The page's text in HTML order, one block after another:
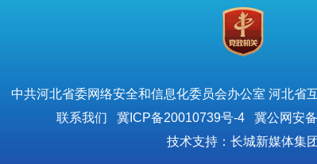
中共河北省委网络安全和信息化委员会办公室 河北省
联系我们
冀ICP备20010739号-4冀公网安备
技术支持：长城新媒体集团